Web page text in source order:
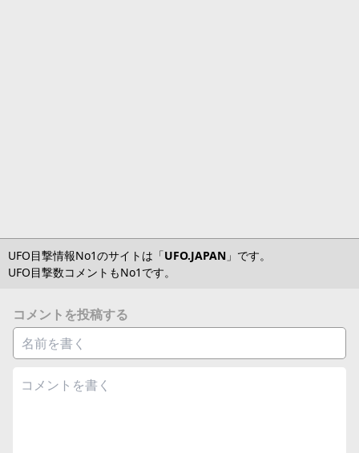
UFO目撃情報No1のサイトは「UFO.JAPAN 」です。
UFO目撃数コメントもNo1です。
コメントを投稿する